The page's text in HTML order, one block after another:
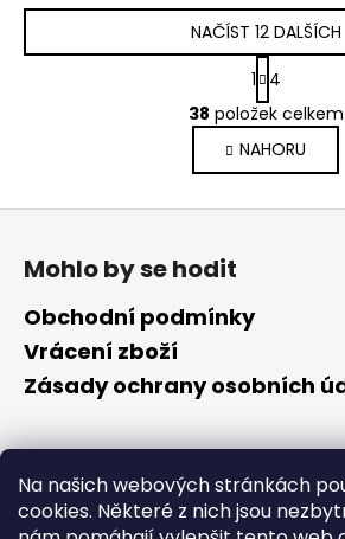
Na našich webových stránkách
cookies. Některé z nich jsou
O
v
l
á
d
k
v
p
i
NAČÍST 12 DALŠÍCH
S
t
r
á
n
k
1
4
38 položek celkem
NAHORU
Z
Mohlo by se hodit
Obchodní podmínky
Vrácení zboží
Zásady ochrany osobních
info @cyklotomek.cz